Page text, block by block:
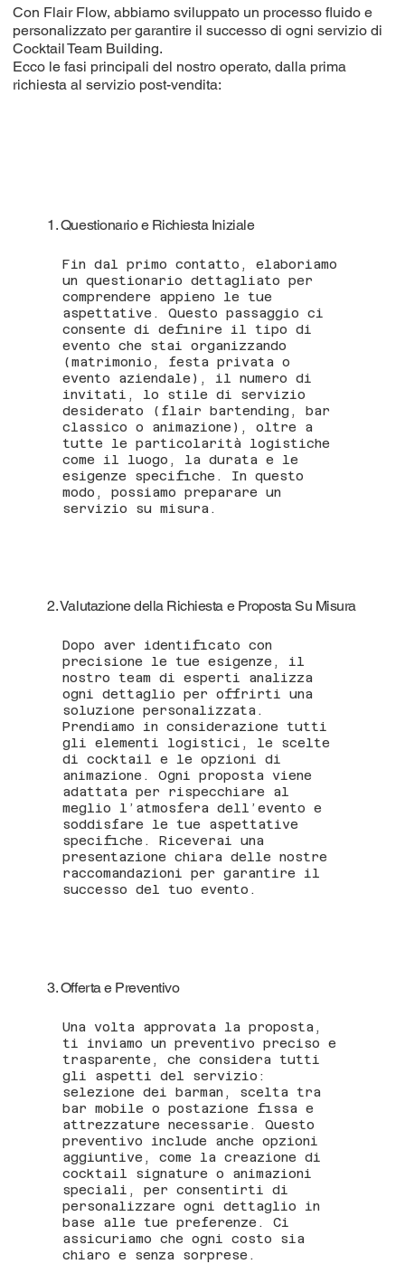
Con Flair Flow, abbiamo sviluppato un processo fluido e
personalizzato per garantire il successo di ogni servizio di
Cocktail Team Building.
Ecco le fasi principali del nostro operato, dalla prima
richiesta al servizio post-vendita:
1. Questionario e Richiesta Iniziale
Fin dal primo contatto, elaboriamo
un questionario dettagliato per
comprendere appieno le tue
aspettative. Questo passaggio ci
consente di definire il tipo di
evento che stai organizzando
(matrimonio, festa privata o
evento aziendale), il numero di
invitati, lo stile di servizio
desiderato (flair bartending, bar
classico o animazione), oltre a
tutte le particolarità logistiche
come il luogo, la durata e le
esigenze specifiche. In questo
modo, possiamo preparare un
servizio su misura.
2. Valutazione della Richiesta e Proposta Su Misura
Dopo aver identificato con
precisione le tue esigenze, il
nostro team di esperti analizza
ogni dettaglio per offrirti una
soluzione personalizzata.
Prendiamo in considerazione tutti
gli elementi logistici, le scelte
di cocktail e le opzioni di
animazione. Ogni proposta viene
adattata per rispecchiare al
meglio l’atmosfera dell’evento e
soddisfare le tue aspettative
specifiche. Riceverai una
presentazione chiara delle nostre
raccomandazioni per garantire il
successo del tuo evento.
3. Offerta e Preventivo
Una volta approvata la proposta,
ti inviamo un preventivo preciso e
trasparente, che considera tutti
gli aspetti del servizio:
selezione dei barman, scelta tra
bar mobile o postazione fissa e
attrezzature necessarie. Questo
preventivo include anche opzioni
aggiuntive, come la creazione di
cocktail signature o animazioni
speciali, per consentirti di
personalizzare ogni dettaglio in
base alle tue preferenze. Ci
assicuriamo che ogni costo sia
chiaro e senza sorprese.